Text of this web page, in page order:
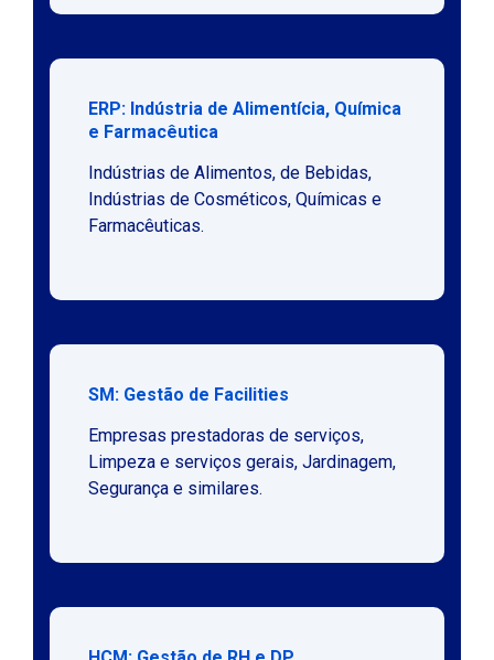
ERP: Indústria de Alimentícia, Química
e Farmacêutica
Indústrias de Alimentos, de Bebidas,
Indústrias de Cosméticos, Químicas e
Farmacêuticas.
SM: Gestão de Facilities
Empresas prestadoras de serviços,
Limpeza e serviços gerais, Jardinagem,
Segurança e similares.